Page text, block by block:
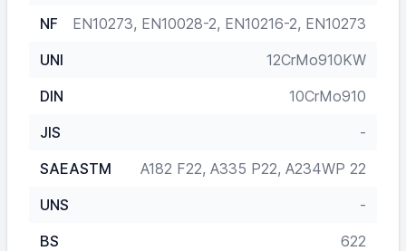
NF
EN10273, EN10028-2, EN10216-2, EN10273
UNI
12CrMo910KW
DIN
10CrMo910
JIS
-
SAEASTM
A182 F22, A335 P22, A234WP 22
UNS
-
BS
622